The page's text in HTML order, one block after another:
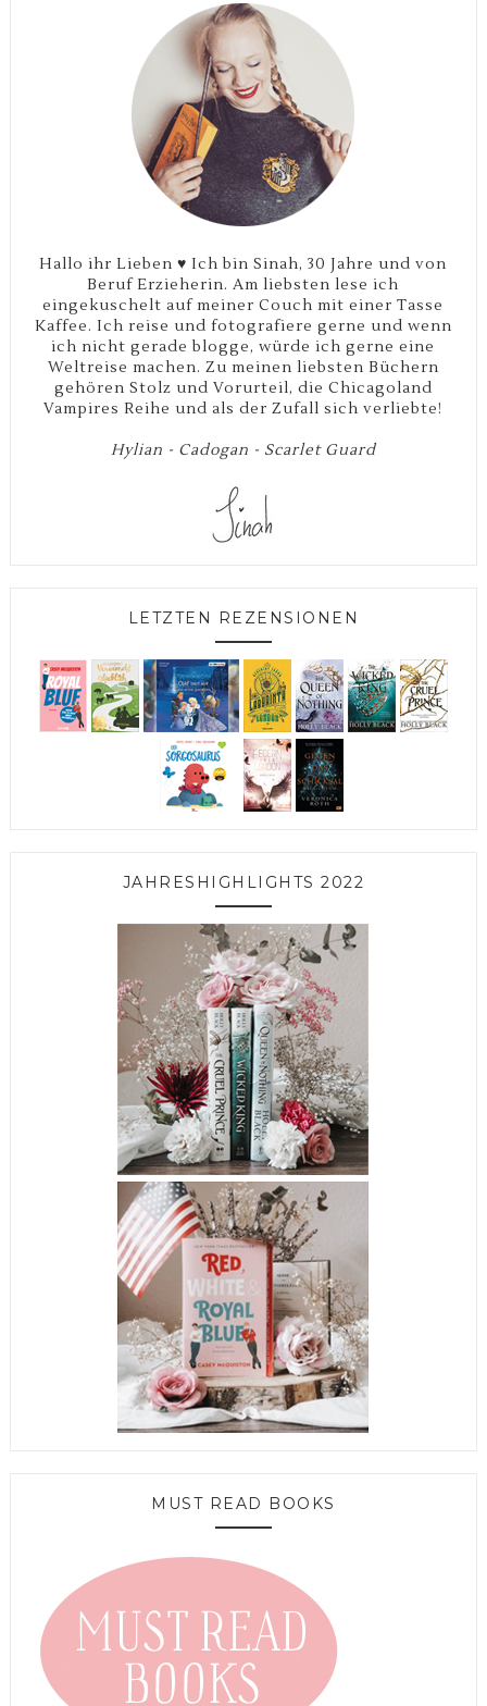
Hallo ihr Lieben ♥ Ich bin Sinah, 30 Jahre und von
Beruf Erzieherin. Am liebsten lese ich
eingekuschelt auf meiner Couch mit einer Tasse
Kaffee. Ich reise und fotografiere gerne und wenn
ich nicht gerade blogge, würde ich gerne eine
Weltreise machen. Zu meinen liebsten Büchern
gehören Stolz und Vorurteil, die Chicagoland
Vampires Reihe und als der Zufall sich verliebte!
Hylian - Cadogan - Scarlet Guard
LETZTEN REZENSIONEN
JAHRESHIGHLIGHTS 2022
MUST READ BOOKS